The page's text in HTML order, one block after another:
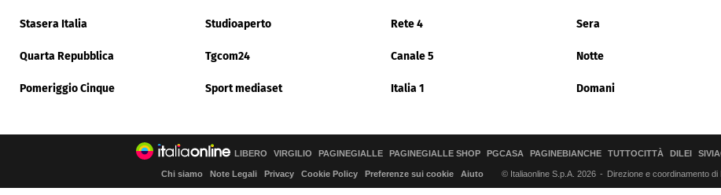
Stasera Italia Studioaperto Rete 4 Sera
Quarta Repubblica Tgcom24 Canale 5 Notte
Pomeriggio Cinque Sport mediaset Italia 1 Domani
LIBERO VIRGILIO PAGINEGIALLE PAGINEGIALLE SHOP PGCASA PAGINEBIANCHE TUTTOCITTÀ DILEI
Chi siamo Note Legali Privacy Cookie Policy Preferenze sui cookie Aiuto © Italiaonline S.p.A. 2026 Direzione e coordinamento di